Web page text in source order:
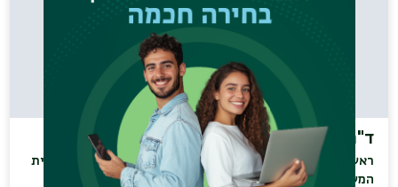
ד"ר אפרת רם טיקטין
ראש התוכנית ללימודי מתקדמים בביואתיקה (MA) וראש התכנית
המשולבת משפטים (LL.B) ופילוסופיה (MA)